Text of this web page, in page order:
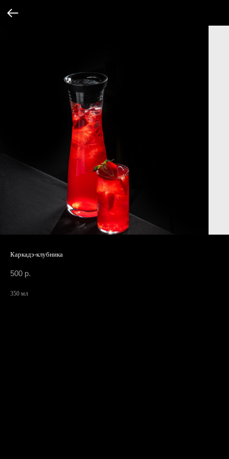
Каркадэ-клубника
500 р.
350 мл